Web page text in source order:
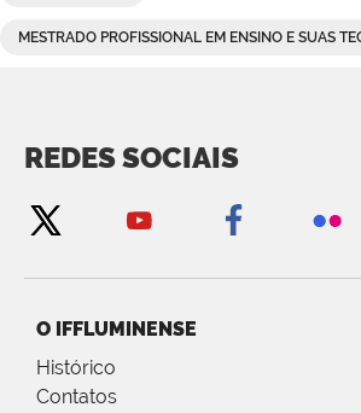
MESTRADO PROFISSIONAL EM ENSINO E SUAS
REDES SOCIAIS
O IFFLUMINENSE
Histórico
Contatos